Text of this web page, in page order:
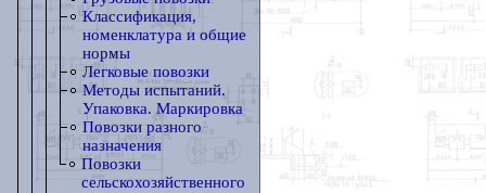
Классификация,
номенклатура и общие
нормы
Легковые повозки
Методы испытаний.
Упаковка. Маркировка
Повозки разного
назначения
Повозки
сельскохозяйственного